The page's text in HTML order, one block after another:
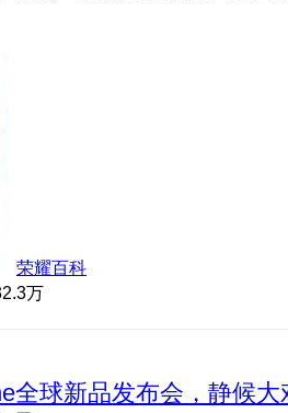
荣耀百科
万
全球新品发布会，静候